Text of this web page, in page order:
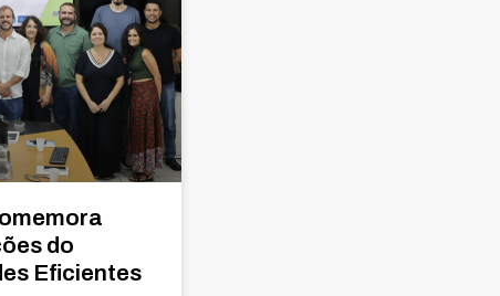
do
Eficientes